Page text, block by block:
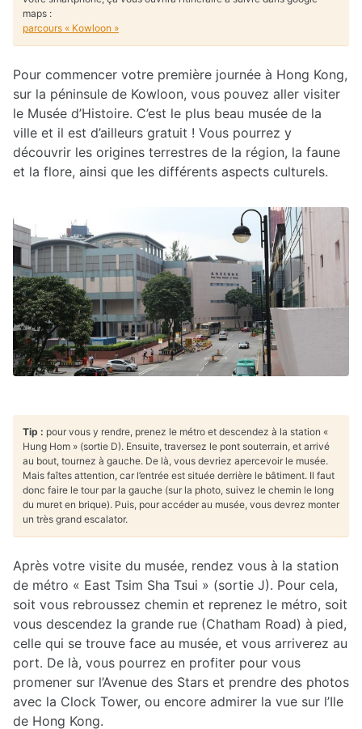
maps :
parcours « Kowloon »
Pour commencer votre première journée à Hong Kong,
sur la péninsule de Kowloon, vous pouvez aller visiter
le Musée d’Histoire. C’est le plus beau musée de la
ville et il est d’ailleurs gratuit ! Vous pourrez y
découvrir les origines terrestres de la région, la faune
et la flore, ainsi que les différents aspects culturels.
Tip : pour vous y rendre, prenez le métro et descendez à la station «
Hung Hom » (sortie D). Ensuite, traversez le pont souterrain, et arrivé
au bout, tournez à gauche. De là, vous devriez apercevoir le musée.
Mais faîtes attention, car l’entrée est située derrière le bâtiment. Il faut
donc faire le tour par la gauche (sur la photo, suivez le chemin le long
du muret en brique). Puis, pour accéder au musée, vous devrez monter
un très grand escalator.
Après votre visite du musée, rendez vous à la station
de métro « East Tsim Sha Tsui » (sortie J). Pour cela,
soit vous rebroussez chemin et reprenez le métro, soit
vous descendez la grande rue (Chatham Road) à pied,
celle qui se trouve face au musée, et vous arriverez au
port. De là, vous pourrez en profiter pour vous
promener sur l’Avenue des Stars et prendre des photos
avec la Clock Tower, ou encore admirer la vue sur l’Ile
de Hong Kong.